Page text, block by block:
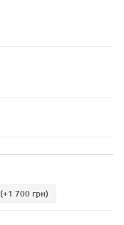
(+1 700 грн)